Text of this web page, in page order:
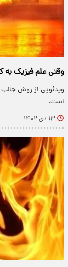
وقتی علم فیزیک
ویدئویی از روش
است.
۱۳ دی ۱۴۰۲